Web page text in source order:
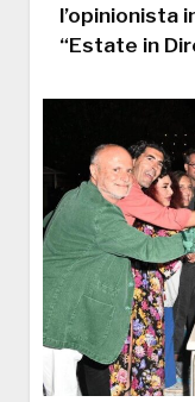
l’opinionista
“Estate in